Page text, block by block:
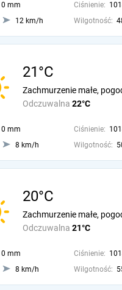
0 mm Ciśnienie:
12 km/h Wilgotność:
21°C
Odczuwalna 22°C
Zachmurzenie małe,
0 mm Ciśnienie:
8 km/h Wilgotność:
20°C
Odczuwalna 21°C
Zachmurzenie małe,
0 mm Ciśnienie:
8 km/h Wilgotność: